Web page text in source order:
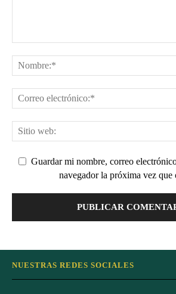
Guardar mi nombre, correo
navegador la próxima vez que
NUESTRAS REDES SOCIALES